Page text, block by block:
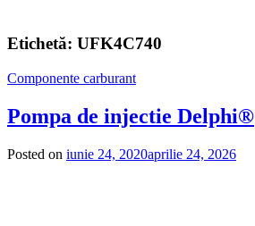
Etichetă: UFK4C740
Componente carburant
Pompa de injectie Delphi®
Posted on iunie 24, 2020aprilie 24, 2026